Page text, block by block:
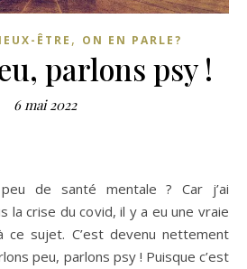
ÊTRE , ON EN PARLE?
parlons psy !
6 mai 2022
la crise du covid, il y a eu une vraie
ce sujet. C’est devenu nettement
peu, parlons psy ! Puisque c’est